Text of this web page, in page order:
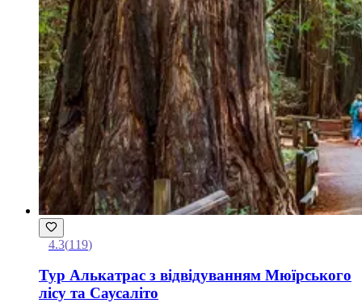
4.3(119)
Тур Алькатрас з відвідуванням Мюїрського
лісу та Саусаліто